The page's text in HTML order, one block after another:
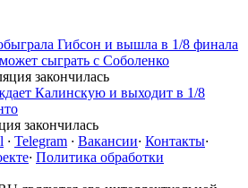
Гибсон и вышла в 1/8 финала
сыграть с Соболенко
закончилась
Калинскую и выходит в 1/8
закончилась
· Telegram · Вакансии· Контакты·
· Политика обработки